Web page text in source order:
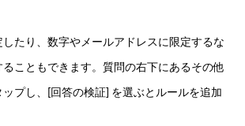
たり、数字やメールアドレスに限定するな
こともできます。質問の右下にあるその他
プし、[回答の検証] を選ぶとルールを追加